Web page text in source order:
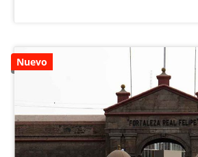
Nuevo